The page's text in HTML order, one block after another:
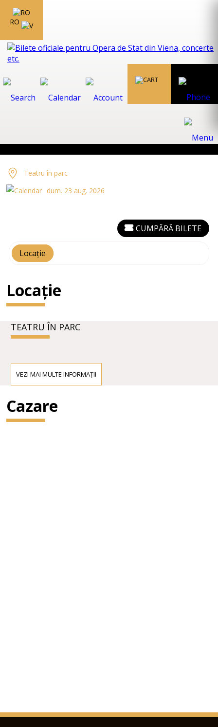
RO
Teatru în parc
dum. 23 aug. 2026
Locație
CUMPĂRĂ BILETE
Locație
TEATRU ÎN PARC
VEZI MAI MULTE INFORMAȚII
Cazare